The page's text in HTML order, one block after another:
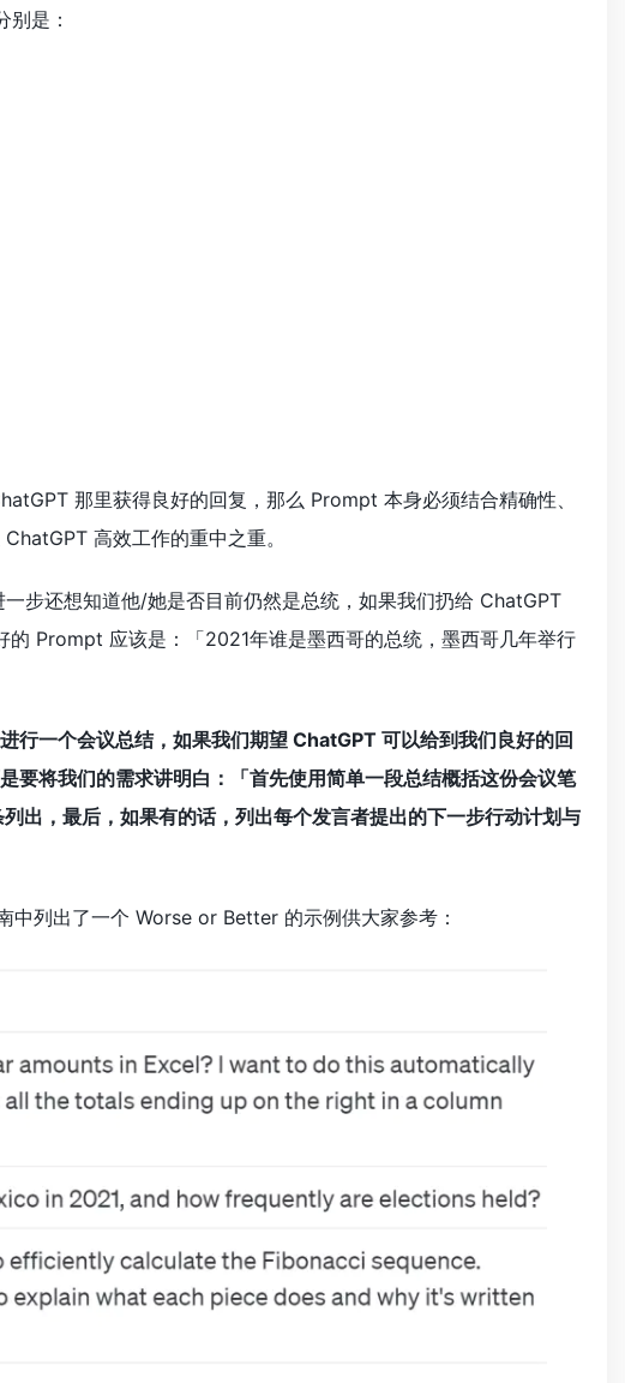
是：
那里获得良好的回复，那么 Prompt 本身必须结合精确性、
高效工作的重中之重。
步还想知道他/她是否目前仍然是总统，如果我们扔给 ChatGPT
Prompt 应该是：「2021年谁是墨西哥的总统，墨西哥几年举行
行一个会议总结，如果我们期望 ChatGPT 可以给到我们良好的回
要将我们的需求讲明白：「首先使用简单一段总结概括这份会议笔
出，最后，如果有的话，列出每个发言者提出的下一步行动计划与
中列出了一个 Worse or Better 的示例供大家参考：